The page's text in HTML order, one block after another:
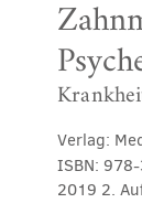
Verlag:
ISBN:
2019 2.